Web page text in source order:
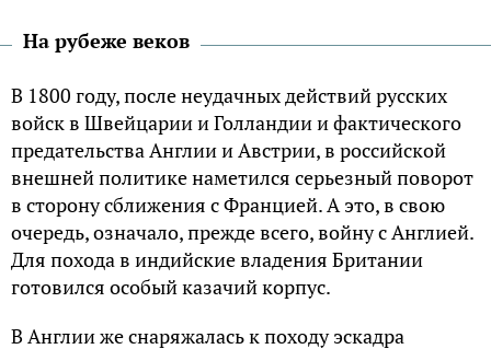
На рубеже веков
В 1800 году, после неудачных действий русских
войск в Швейцарии и Голландии и фактического
предательства Англии и Австрии, в российской
внешней политике наметился серьезный поворот
в сторону сближения с Францией. А это, в свою
очередь, означало, прежде всего, войну с Англией.
Для похода в индийские владения Британии
готовился особый казачий корпус.
В Англии же снаряжалась к походу эскадра